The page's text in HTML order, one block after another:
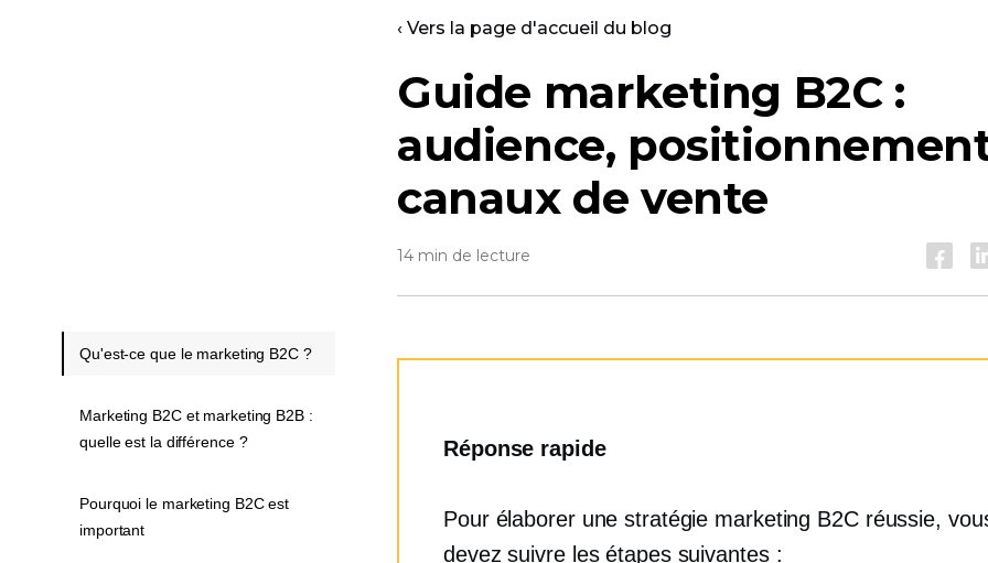
‹ Vers la page d'accueil du blog
Guide marketing B2C :
audience,
canaux de vente
14 min de lecture
Réponse rapide
Pour élaborer une stratégie marketing B2C réussie,
devez suivre les étapes suivantes :
Qu'est-ce que le marketing B2C ?
Marketing B2C et marketing B2B :
quelle est la différence ?
Pourquoi le marketing B2C est
important